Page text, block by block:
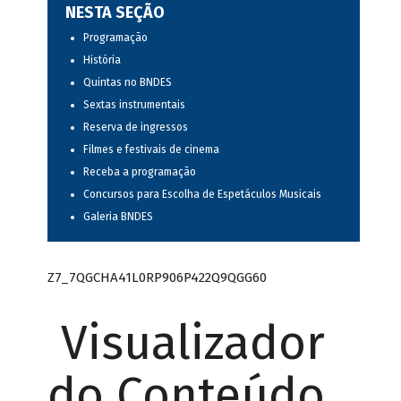
NESTA SEÇÃO
Programação
História
Quintas no BNDES
Sextas instrumentais
Reserva de ingressos
Filmes e festivais de cinema
Receba a programação
Concursos para Escolha de Espetáculos Musicais
Galeria BNDES
Z7_7QGCHA41L0RP906P422Q9QGG60
Visualizador